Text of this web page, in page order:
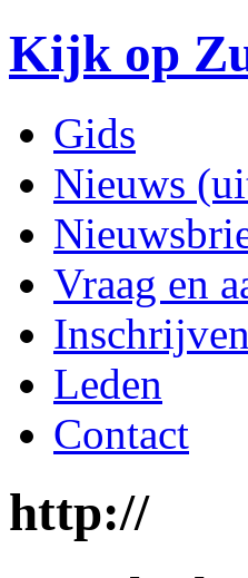
Kijk op
Gids
Nieuws
Vraag en
Inschrijven
Leden
Contact
http://